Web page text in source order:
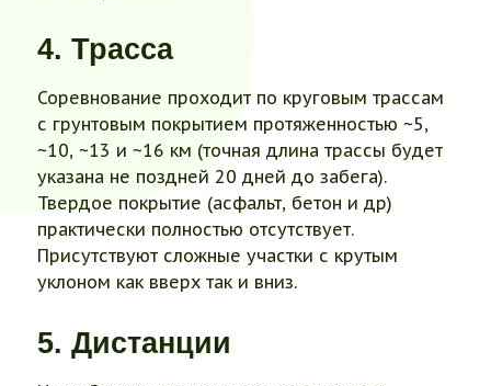
4. Трасса
Соревнование проходит по круговым трассам
с грунтовым покрытием протяженностью ~5,
~10, ~13 и ~16 км (точная длина трассы будет
указана не поздней 20 дней до забега).
Твердое покрытие (асфальт, бетон и др)
практически полностью отсутствует.
Присутствуют сложные участки с крутым
уклоном как вверх так и вниз.
5. Дистанции